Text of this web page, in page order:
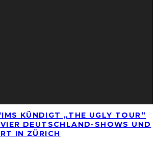
KÜNDIGT „THE UGLY TOUR“
DEUTSCHLAND-SHOWS UND
IN ZÜRICH